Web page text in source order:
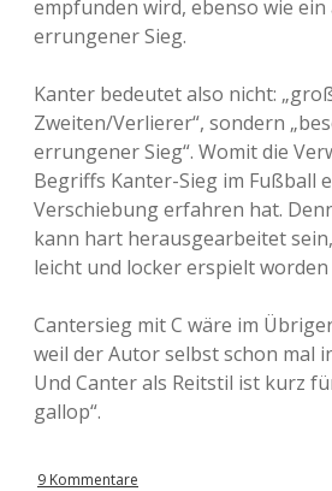
empfunden wird, ebenso wie ein
errungener Sieg.
Kanter bedeutet also nicht:
Zweiten/Verlierer“, sondern
errungener Sieg“. Womit die
Begriffs Kanter-Sieg im Fußball
Verschiebung erfahren hat.
kann hart herausgearbeitet
leicht und locker erspielt worden
Cantersieg mit C wäre im
weil der Autor selbst schon mal
Und Canter als Reitstil ist kurz
gallop“.
9 Kommentare